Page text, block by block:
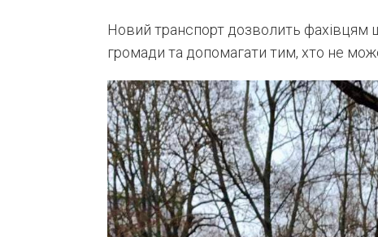
Новий транспорт дозволить
громади та допомагати тим, хто не